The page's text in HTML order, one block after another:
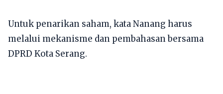
Untuk penarikan saham, kata Nanang harus
melalui mekanisme dan pembahasan bersama
DPRD Kota Serang.